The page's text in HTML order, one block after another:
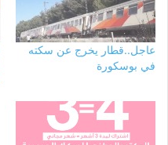
عاجل..قطار يخرج عن سكته
في بوسكورة